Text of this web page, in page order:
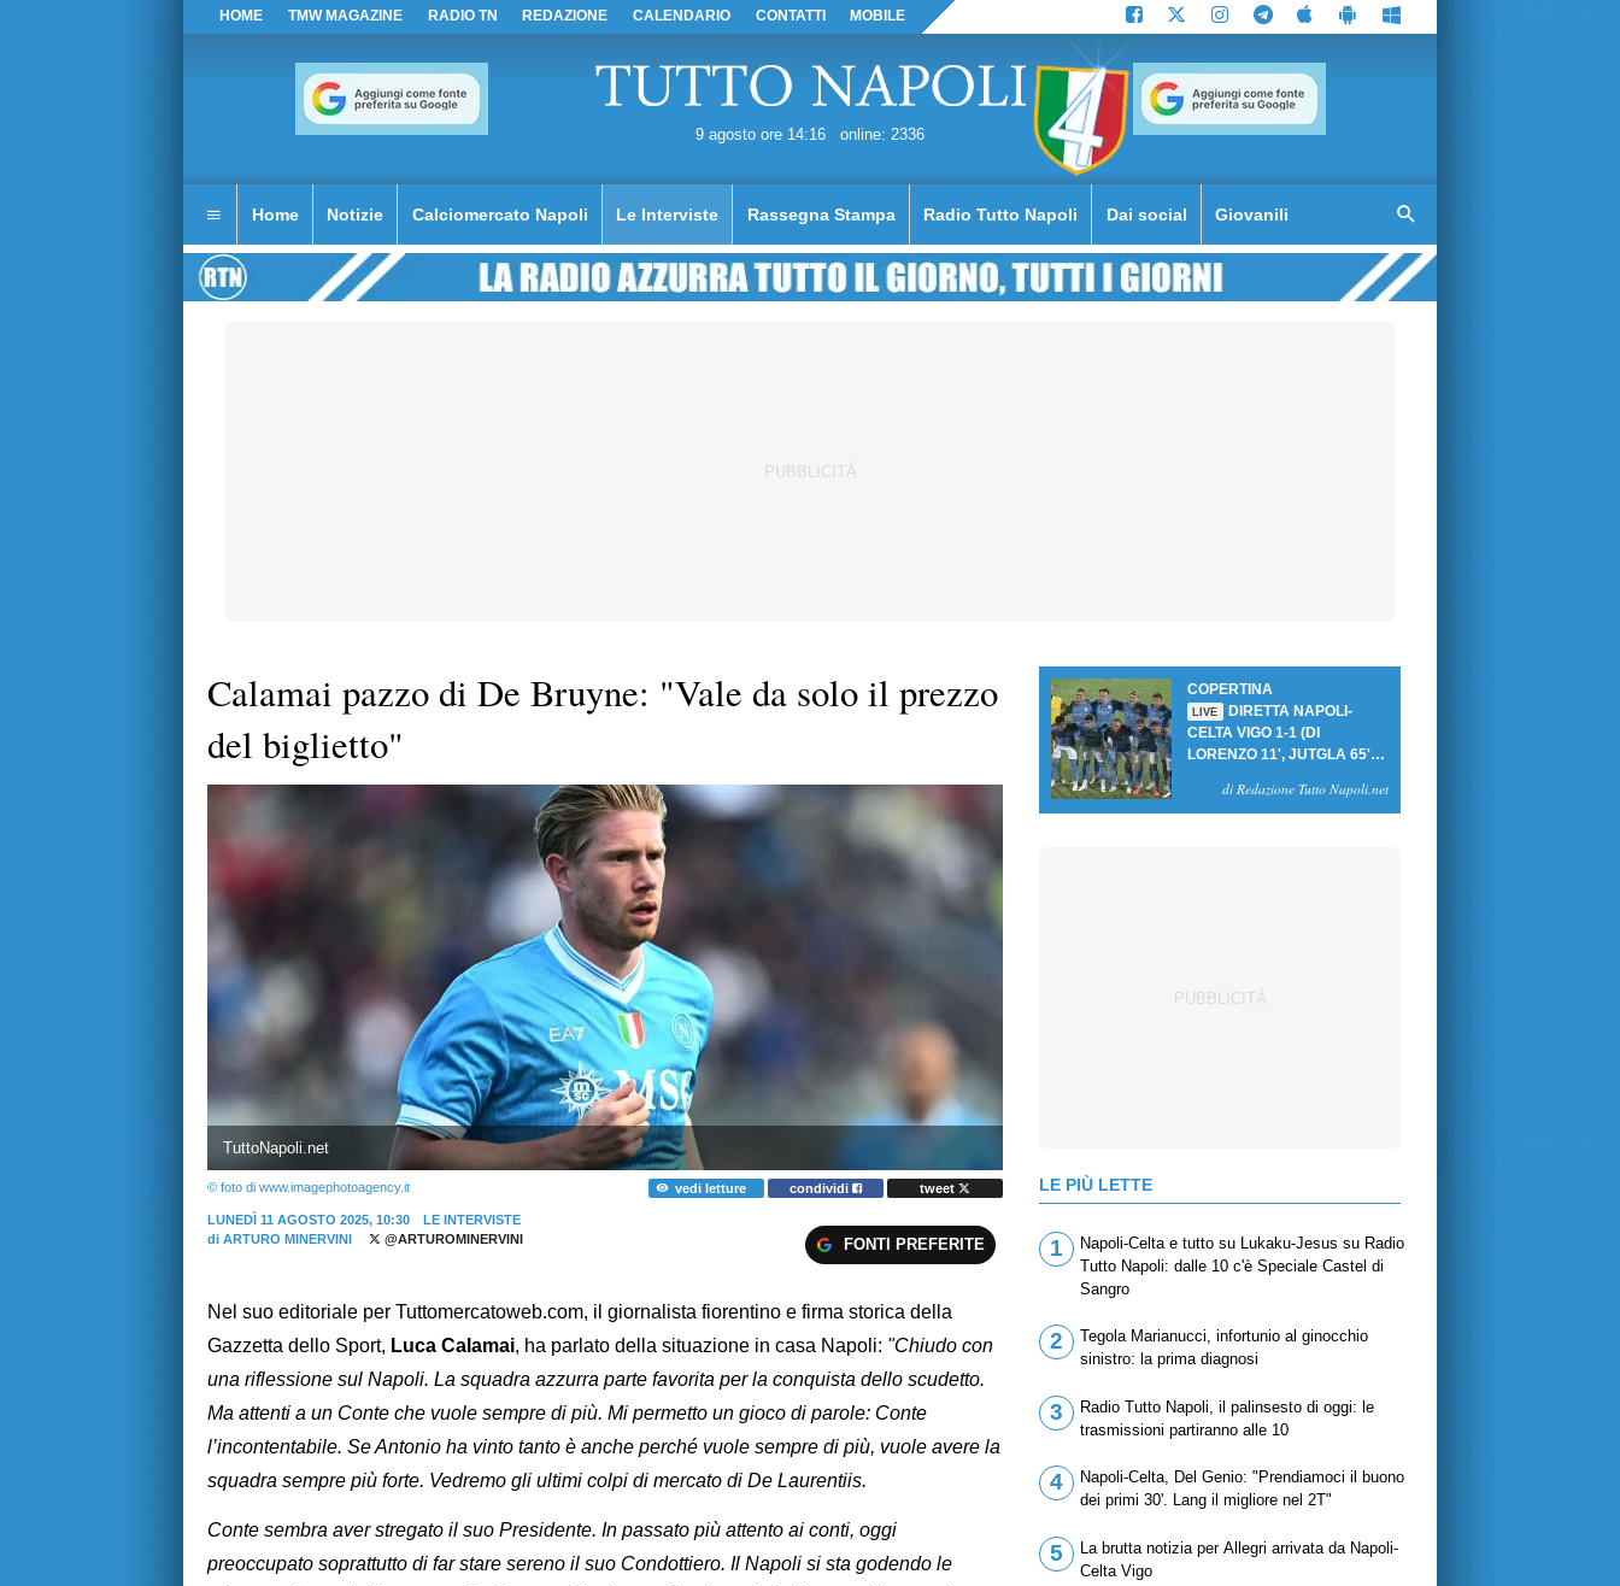
HOME TMW MAGAZINE RADIO TN REDAZIONE CALENDARIO CONTATTI MOBILE
9 agosto ore 14:16 online: 2336
Home Notizie Calciomercato Napoli Le Interviste Rassegna Stampa Radio Tutto Napoli Dai social Giovanili
Calamai pazzo di De Bruyne: "Vale da solo il prezzo
del biglietto"
TuttoNapoli.net
© foto di www.imagephotoagency.it vedi letture condividi tweet
LUNEDÌ 11 AGOSTO 2025, 10:30
LE INTERVISTE
di ARTURO MINERVINI @ARTUROMINERVINI FONTI PREFERITE
Nel suo editoriale per Tuttomercatoweb.com, il giornalista fiorentino e firma storica della
Gazzetta dello Sport, Luca Calamai, ha parlato della situazione in casa Napoli: "Chiudo con
una riflessione sul Napoli. La squadra azzurra parte favorita per la conquista dello scudetto.
Ma attenti a un Conte che vuole sempre di più. Mi permetto un gioco di parole: Conte
l’incontentabile. Se Antonio ha vinto tanto è anche perché vuole sempre di più, vuole avere la
squadra sempre più forte. Vedremo gli ultimi colpi di mercato di De Laurentiis.
Conte sembra aver stregato il suo Presidente. In passato più attento ai conti, oggi
preoccupato soprattutto di far stare sereno il suo Condottiero. Il Napoli si sta godendo le
COPERTINA
LIVE
DIRETTA NAPOLI-
CELTA VIGO 1-1 (DI
LORENZO 11', JUTGLA 65'):
BRUYNE NEGA LA
di Redazione Tutto Napoli.net
LE PIÙ LETTE
1
Napoli-Celta e tutto su Lukaku-Jesus su Radio
Tutto Napoli: dalle 10 c'è Speciale Castel di
Sangro
2
Tegola Marianucci, infortunio al ginocchio
sinistro: la prima diagnosi
3
Radio Tutto Napoli, il palinsesto di oggi: le
trasmissioni partiranno alle 10
4
Napoli-Celta, Del Genio: "Prendiamoci il buono
dei primi 30'. Lang il migliore nel 2T"
5
La brutta notizia per Allegri arrivata da Napoli-
Celta Vigo